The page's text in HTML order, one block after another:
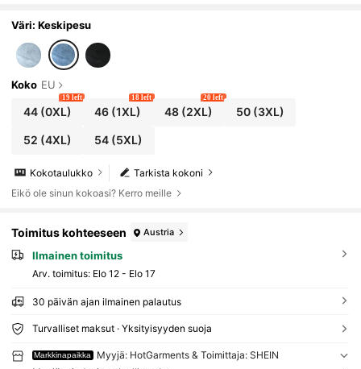
Väri: Keskipesu
Koko EU
44(0XL)
19 left
46 (1XL)
18 left
48(2XL)
20 left
50(3XL)
52 (4XL) 54 (5XL)
Tarkista kokoni
Kokotaulukko
Eikö ole sinun kokoasi? Kerro meille
Toimitus kohteeseen Austria
Ilmainen toimitus
Arv. toimitus: Elo 12 - Elo 17
30 päivän ajan ilmainen palautus
Turvalliset maksut · Yksityisyyden suoja
Markkinapaikka
Myyjä: HotGarments & Toimittaja: SHEIN